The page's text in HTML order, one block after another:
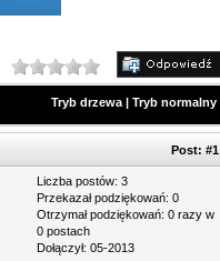
Tryb drzewa | Tryb normalny
Post: #1
Liczba postów: 3
Przekazał podziękowań: 0
Otrzymał podziękowań: 0 razy w
0 postach
Dołączył: 05-2013